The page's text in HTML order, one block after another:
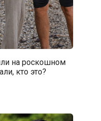
на роскошном
кто это?